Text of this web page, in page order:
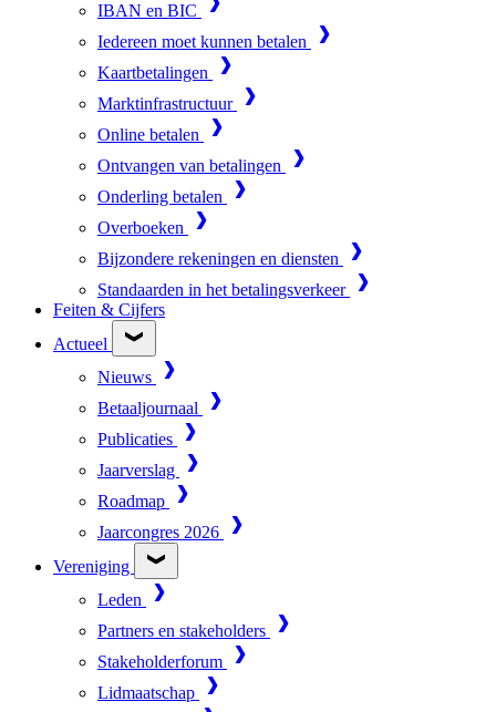
IBAN en BIC
Iedereen moet kunnen betalen
Kaartbetalingen
Marktinfrastructuur
Online betalen
Ontvangen van betalingen
Onderling betalen
Overboeken
Bijzondere rekeningen en diensten
Standaarden in het betalingsverkeer
Feiten & Cijfers
Actueel
Nieuws
Betaaljournaal
Publicaties
Jaarverslag
Roadmap
Jaarcongres 2026
Vereniging
Leden
Partners en stakeholders
Stakeholderforum
Lidmaatschap